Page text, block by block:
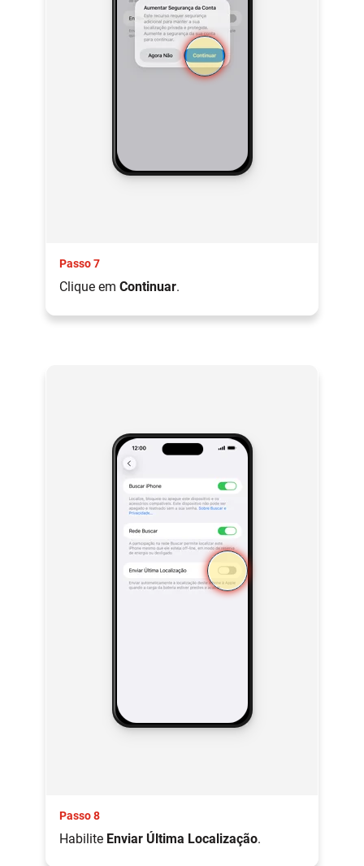
Passo 7
Clique em Continuar.
Passo 8
Habilite Enviar Última Localização.